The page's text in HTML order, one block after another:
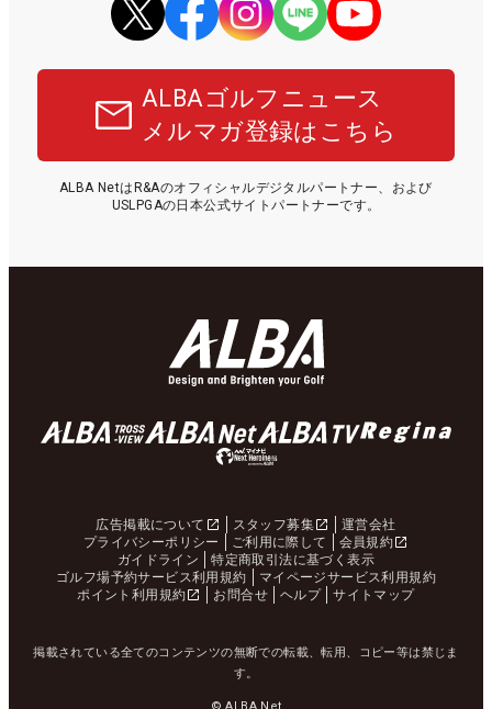
ALBAゴルフニュース
メルマガ登録はこちら
ALBA NetはR&Aのオフィシャルデジタルパートナー、および
USLPGAの日本公式サイトパートナーです。
広告掲載について スタッフ募集
運営会社
プライバシーポリシー
ご利用に際して
会員規約
ガイドライン
特定商取引法に基づく表示
ゴルフ場予約サービス利用規約
マイページサービス利用規約
ポイント利用規約
お問合せ ヘルプ サイトマップ
掲載されている全てのコンテンツの無断での転載、転用、コピー等は禁じま
す。